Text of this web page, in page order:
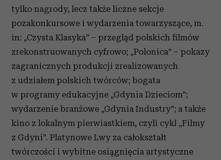
tylko nagrody, lecz także liczne sekcje
pozakonkursowe i wydarzenia towarzyszące, m.​
in: „Czysta Klasyka” – przegląd polskich filmów
zrekonstruowanych cyfrowo; „Polonica” – pokazy
zagranicznych produkcji zrealizowanych
z udziałem polskich twórców; bogata
w programy edukacyjne „Gdynia Dzieciom”;
wydarzenie branżowe „Gdynia Industry”; a także
kino z lokalnym pierwiastkiem, czyli cykl „Filmy
z Gdyni”. Platynowe Lwy za całokształt
twórczości i wybitne osiągnięcia artystyczne